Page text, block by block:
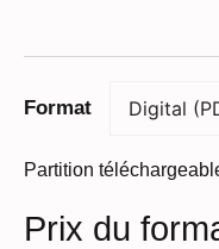
Format
Partition
Prix du